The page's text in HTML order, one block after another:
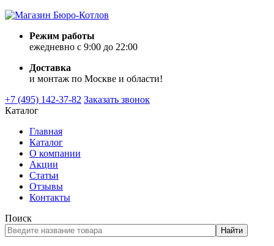
Режим работы
ежедневно с 9:00 до 22:00
Доставка
и монтаж по Москве и области!
+7 (495) 142-37-82 Заказать звонок
Каталог
Главная
Каталог
О компании
Акции
Статьи
Отзывы
Контакты
Поиск
Найти